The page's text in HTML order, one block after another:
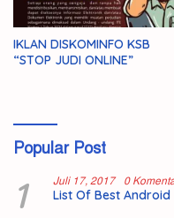
IKLAN DISKOMINFO KSB
“STOP JUDI ONLINE”
Popular Post
1 Juli 17, 2017 0
List Of Best Android